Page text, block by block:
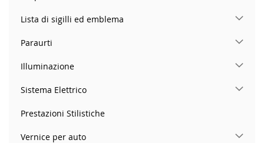
Lista di sigilli ed emblema
Paraurti
Illuminazione
Sistema Elettrico
Prestazioni Stilistiche
Vernice per auto